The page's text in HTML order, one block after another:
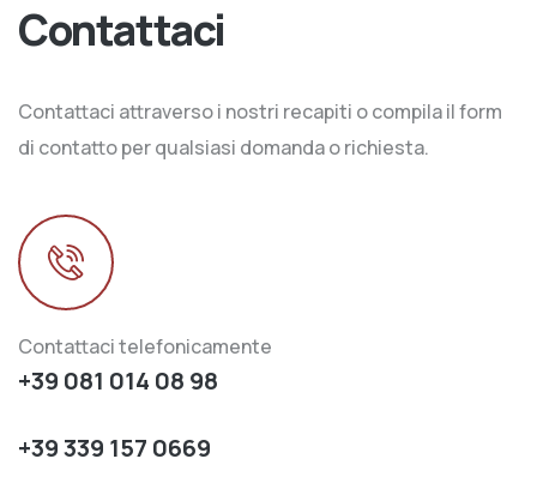
Contattaci
Contattaci attraverso i nostri recapiti o compila il form
di contatto per qualsiasi domanda o richiesta.
Contattaci telefonicamente
+39 081 014 08 98
+39 339 157 0669